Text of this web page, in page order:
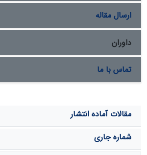
کمی از آن مصرف می‌کند.
ارسال مقاله
داوران
تماس با ما
مقالات آماده انتشار
شماره جاری